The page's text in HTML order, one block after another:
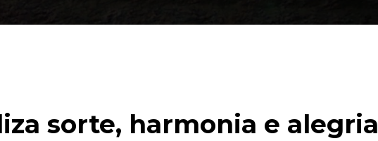
sorte, harmonia e alegria